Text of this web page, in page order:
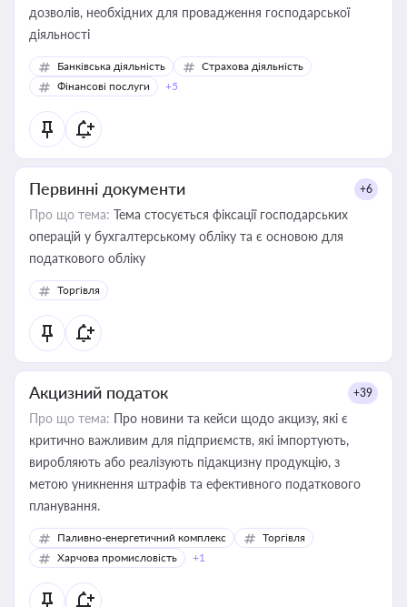
дозволів, необхідних для провадження господарської
діяльності
Банківська діяльність
Страхова діяльність
Фінансові послуги
+5
Первинні документи +6
Про що тема: Тема стосується фіксації господарських
операцій у бухгалтерському обліку та є основою для
податкового обліку
Торгівля
Акцизний податок +39
Про що тема: Про новини та кейси щодо акцизу, які є
критично важливим для підприємств, які імпортують,
виробляють або реалізують підакцизну продукцію, з
метою уникнення штрафів та ефективного податкового
планування.
Паливно-енергетичний комплекс
Торгівля
Харчова промисловість
+1